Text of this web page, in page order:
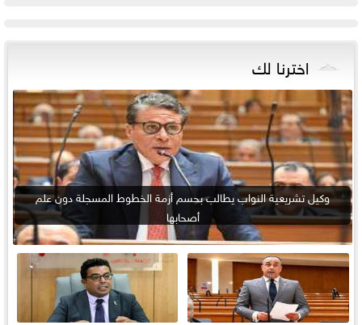
اخترنا لك
وكيل تشريعية النواب يطالب بحسم أزمة الخطوط المسجلة دون علم
أصحابها